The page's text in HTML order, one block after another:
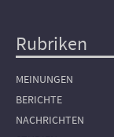
Hauptnavigation
Rubriken
MEINUNGEN
BERICHTE
NACHRICHTEN